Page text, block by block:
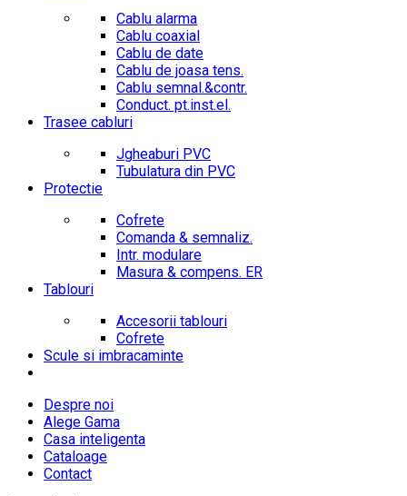
Cablu alarma
Cablu coaxial
Cablu de date
Cablu de joasa tens.
Cablu semnal.&contr.
Conduct. pt.inst.el.
Trasee cabluri
Jgheaburi PVC
Tubulatura din PVC
Protectie
Cofrete
Comanda & semnaliz.
Intr. modulare
Masura & compens. ER
Tablouri
Accesorii tablouri
Cofrete
Scule si imbracaminte
Despre noi
Alege Gama
Casa inteligenta
Cataloage
Contact